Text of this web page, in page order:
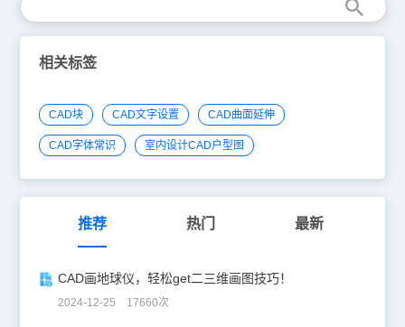
18），而相对于其上一点——A的相对坐标为（5，8），图中的“@”
符号表示相对的意思，事实上，我们在进行相对坐标输入时也需要带
“@”符号。 浩辰CAD坐标表示方法 不管是绝对坐标，还是相对坐
标，有两种常用的表标方法——笛卡尔坐标和极轴坐标，因此在进行
坐标输入时，CAD也提供两种对应的坐标输入方法。 平面上的笛卡
下图。平面上任何一点P都可以由X轴和Y轴的坐标所定义，即用一对
坐标值（x,y）来表示一个点的坐标。例如，某点的笛卡尔坐标可以
表示为（3,4）。 极坐标系由一个极点和一个极轴构成，如下图。极
轴的方向为水平向右，平面上任何一点P都可以由该点到极点的连线
坐标输入 在二维图形中，如果用笛卡尔坐标来表示绝对坐标，分别
对坐标，其格式为：距离＜角度。 如果用笛卡尔坐标来表示相对坐
标来表示相对坐标，其格式如“@10<20”，表示该点距上一点的距离
为10，和上一点的连线与x轴成20度。 浩辰CAD利用坐标输入来绘
相关标签
CAD块 CAD文字设置 CAD曲面延伸
CAD字体常识 室内设计CAD户型图
推荐 热门 最新
CAD画地球仪，轻松get二三维画图技巧！
2024-12-25 17660次